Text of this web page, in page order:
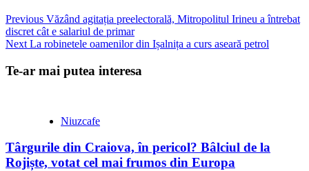
Previous Văzând agitația preelectorală, Mitropolitul Irineu a întrebat
discret cât e salariul de primar
Next La robinetele oamenilor din Ișalnița a curs aseară petrol
Te-ar mai putea interesa
Niuzcafe
Târgurile din Craiova, în pericol? Bâlciul de la
Rojiște, votat cel mai frumos din Europa